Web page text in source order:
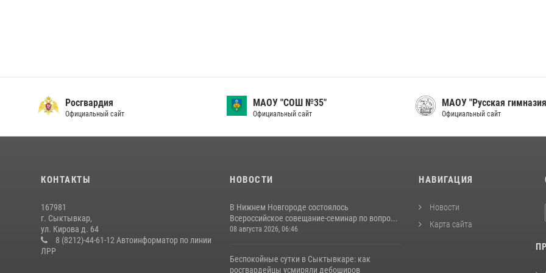
Росгвардия
Официальный сайт
МАОУ "СОШ №35"
Официальный сайт
МАОУ "Русская
Официальный сайт
КОНТАКТЫ
167981
г. Сыктывкар,
ул. Кирова д. 64
8 (8212)-44-61-12 Автоинформатор по линии
ЛРР
НОВОСТИ
В Нижнем Новгороде состоялось
Всероссийское совещание-семинар по вопро...
08 августа 2026, 06:46
Беспокойные сутки в Сыктывкаре: как
росгвардейцы усмиряли дебоширов
НАВИГАЦИЯ
Новости
Карта сайта